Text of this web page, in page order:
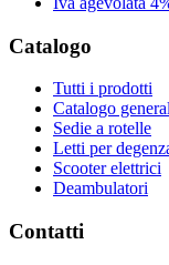
Catalogo
Tutti i prodotti
Catalogo
Sedie a rotelle
Letti per
Scooter elettrici
Deambulatori
Contatti